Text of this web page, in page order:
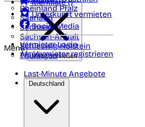
Rheinland Pfalz
Saarland
Sachsen
Sachsen-Anhalt
Schleswig-Holstein
Thüringen
Merkliste ()
Unterkunft vermieten
Social Media
Vermieter-Login
Als Vermieter registrieren
Menü
Menü schließen
Last-Minute Angebote
Deutschland